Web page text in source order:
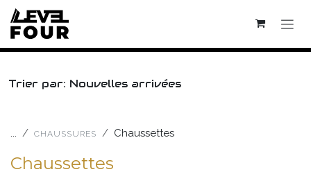
Se rendre au contenu
Trier par: Nouvelles arrivées
... CHAUSSURES Chaussettes
Chaussettes